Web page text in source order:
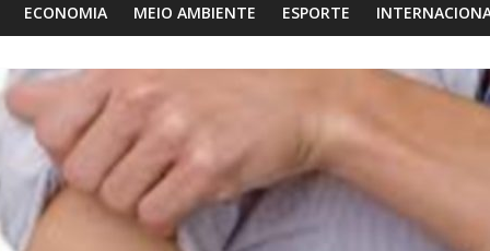
ECONOMIA MEIO AMBIENTE ESPORTE